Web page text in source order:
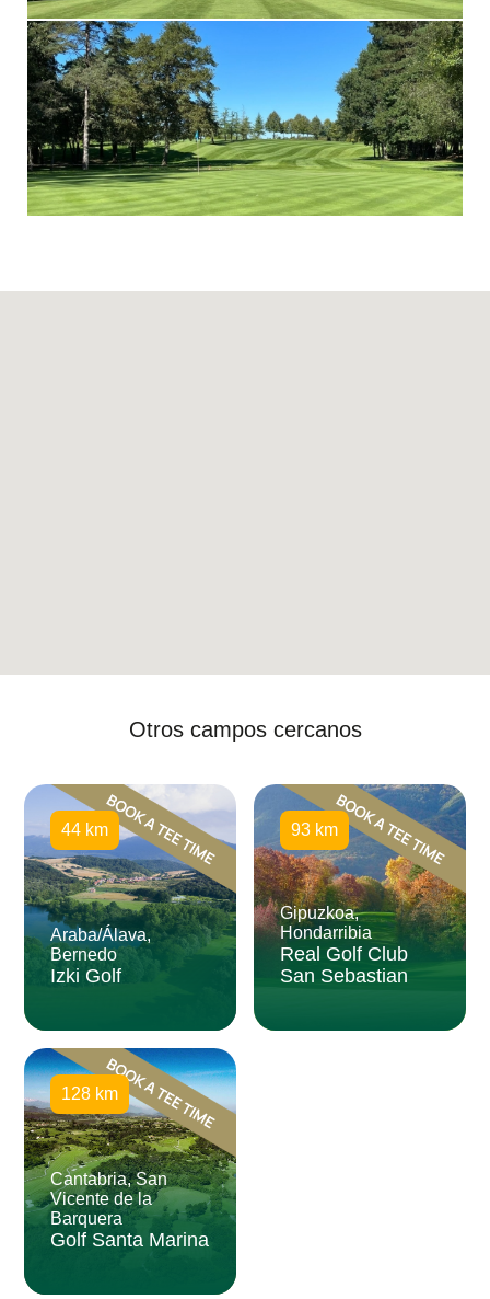
Otros campos cercanos
44 km
Araba/Álava,
Bernedo
Izki Golf
93 km
Gipuzkoa,
Hondarribia
Real Golf Club
San Sebastian
128 km
Cantabria, San
Vicente de la
Barquera
Golf Santa Marina